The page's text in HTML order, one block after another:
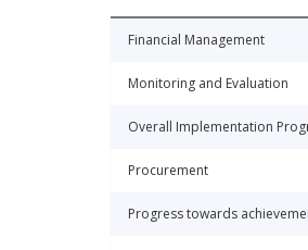
Financial Management
Monitoring and Evaluation
Overall Implementation
Procurement
Progress towards